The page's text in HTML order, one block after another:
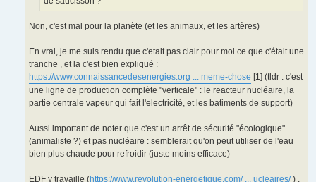
Non, c'est mal pour la planète (et les animaux, et les artères)
En vrai, je me suis rendu que c'etait pas clair pour moi ce que c'était une
tranche , et la c'est bien expliqué :
https://www.connaissancedesenergies.org ... meme-chose [1] (tldr : c'est
une ligne de production complète "verticale" : le reacteur nucléaire, la
partie centrale vapeur qui fait l'electricité, et les batiments de support)
Aussi important de noter que c'est un arrêt de sécurité "écologique"
(animaliste ?) et pas nucléaire : semblerait qu'on peut utiliser de l'eau
bien plus chaude pour refroidir (juste moins efficace)
EDF y travaille (https://www.revolution-energetique.com/ ... ucleaires/) ,